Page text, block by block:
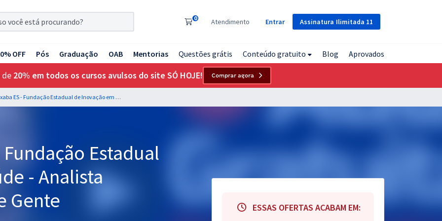
Assinatura Ilimitada 11
0 Atendimento Entrar
OFF Pós Graduação OAB Mentorias Questões grátis Conteúdo gratuito Blog Aprovados
de 20% em todos os cursos avulsos do site SÓ HOJE! Comprar agora
iNova Capixaba ES - Fundação Estadual de Inovação em Saúde - Analista Desenvolvimento de Gente
Estadual
- Analista
Gente
ESSAS OFERTAS ACABAM EM: